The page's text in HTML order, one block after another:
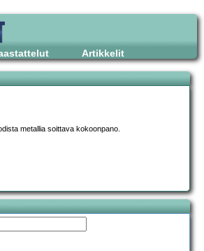
Artikkelit
metallia soittava kokoonpano.